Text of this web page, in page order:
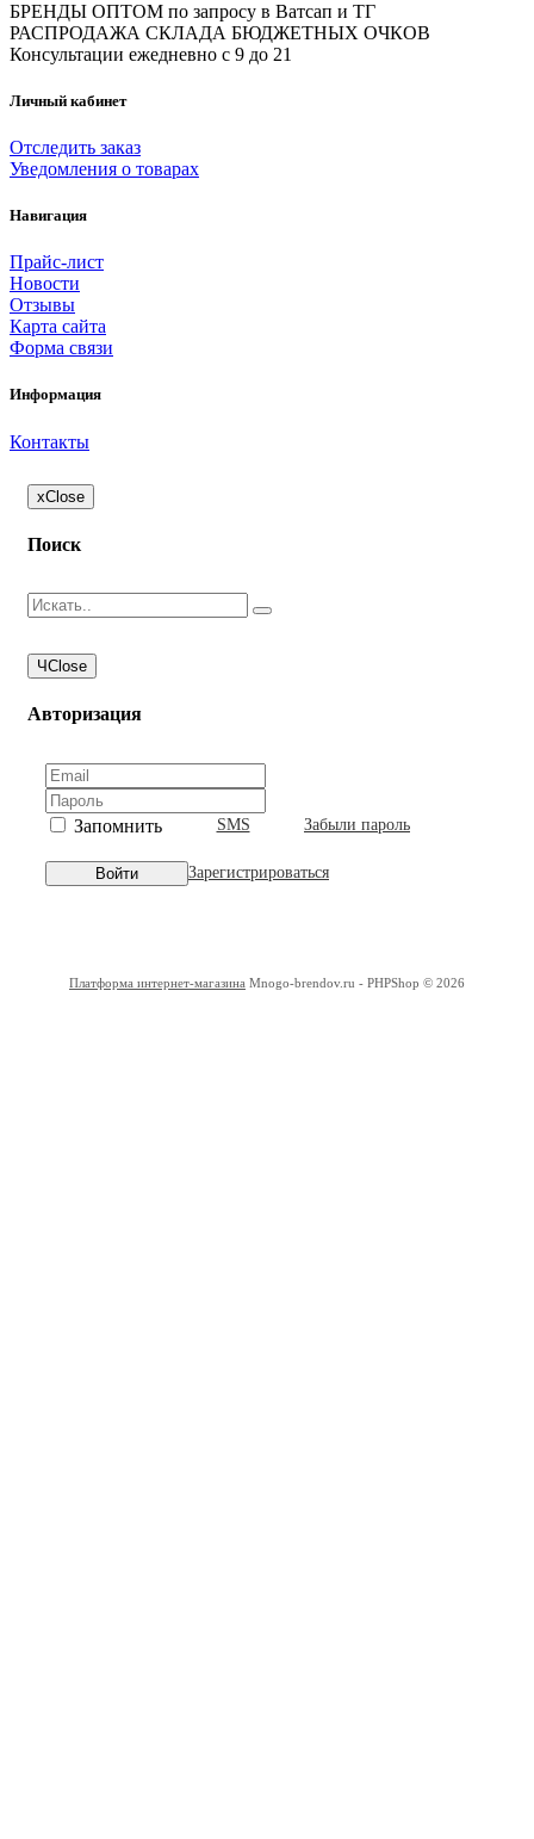
БРЕНДЫ ОПТОМ по запросу в Ватсап и ТГ
РАСПРОДАЖА СКЛАДА БЮДЖЕТНЫХ ОЧКОВ
Консультации ежедневно с 9 до 21
Личный кабинет
Отследить заказ
Уведомления о товарах
Навигация
Прайс-лист
Новости
Отзывы
Карта сайта
Форма связи
Информация
Контакты
xClose
Поиск
ЧClose
Авторизация
Запомнить SMS Забыли пароль
Войти Зарегистрироваться
Платформа интернет-магазина Mnogo-brendov.ru - PHPShop © 2026